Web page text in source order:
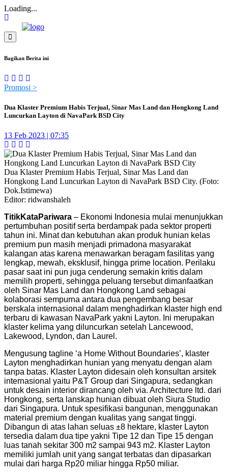
Loading...
Bagikan Berita ini
Promosi >
Dua Klaster Premium Habis Terjual, Sinar Mas Land dan Hongkong Land
Luncurkan Layton di NavaPark BSD City
13 Feb 2023 | 07:35
Dua Klaster Premium Habis Terjual, Sinar Mas Land dan
Hongkong Land Luncurkan Layton di NavaPark BSD City. (Foto:
Dok.Istimewa)
Editor: ridwanshaleh
TitikKataPariwara – Ekonomi Indonesia mulai menunjukkan
pertumbuhan positif serta berdampak pada sektor properti
tahun ini. Minat dan kebutuhan akan produk hunian kelas
premium pun masih menjadi primadona masyarakat
kalangan atas karena menawarkan beragam fasilitas yang
lengkap, mewah, eksklusif, hingga prime location. Perilaku
pasar saat ini pun juga cenderung semakin kritis dalam
memilih properti, sehingga peluang tersebut dimanfaatkan
oleh Sinar Mas Land dan Hongkong Land sebagai
kolaborasi sempurna antara dua pengembang besar
berskala internasional dalam menghadirkan klaster high end
terbaru di kawasan NavaPark yakni Layton. Ini merupakan
klaster kelima yang diluncurkan setelah Lancewood,
Lakewood, Lyndon, dan Laurel.
Mengusung tagline ‘a Home Without Boundaries’, klaster
Layton menghadirkan hunian yang menyatu dengan alam
tanpa batas. Klaster Layton didesain oleh konsultan arsitek
internasional yaitu P&T Group dari Singapura, sedangkan
untuk desain interior dirancang oleh via. Architecture ltd. dari
Hongkong, serta lanskap hunian dibuat oleh Siura Studio
dari Singapura. Untuk spesifikasi bangunan, menggunakan
material premium dengan kualitas yang sangat tinggi.
Dibangun di atas lahan seluas ±8 hektare, klaster Layton
tersedia dalam dua tipe yakni Tipe 12 dan Tipe 15 dengan
luas tanah sekitar 300 m2 sampai 943 m2. Klaster Layton
memiliki jumlah unit yang sangat terbatas dan dipasarkan
mulai dari harga Rp20 miliar hingga Rp50 miliar.